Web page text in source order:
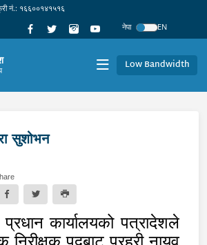
नं.: १६६००१४१५१६
नेपा
EN
Low Bandwidth
सुशोभन
कार्यालयको पत्रादेशले
निरीक्षक पदबाट प्रहरी नायव